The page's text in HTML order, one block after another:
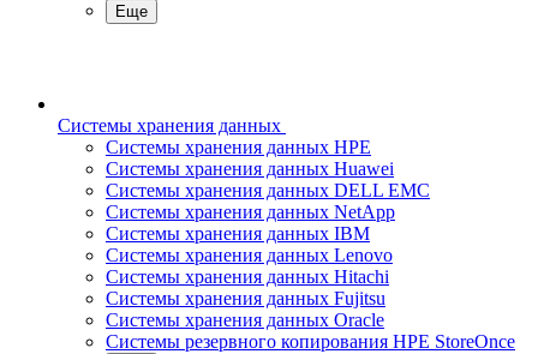
Еще
Системы хранения данных
Системы хранения данных HPE
Системы хранения данных Huawei
Системы хранения данных DELL EMC
Cистемы хранения данных NetApp
Системы хранения данных IBM
Системы хранения данных Lenovo
Системы хранения данных Hitachi
Системы хранения данных Fujitsu
Системы хранения данных Oracle
Системы резервного копирования HPE StoreOnce